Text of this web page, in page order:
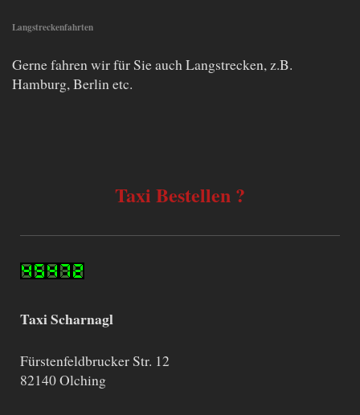
Langstreckenfahrten
Gerne fahren wir für Sie auch Langstrecken, z.B.
Hamburg, Berlin etc.
Taxi Bestellen ?
Taxi Scharnagl
Fürstenfeldbrucker Str. 12
82140 Olching